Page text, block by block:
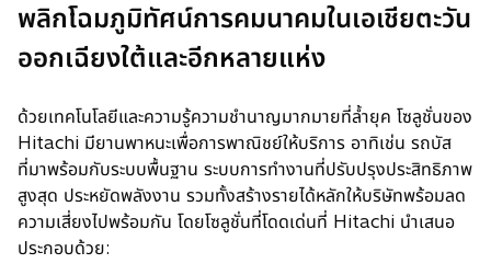
พลิกโฉมภูมิทัศน์การคมนาคมในเอเชียตะวัน
ออกเฉียงใต้และอีกหลายแห่ง
ด้วยเทคโนโลยีและความรู้ความชำนาญมากมายที่ล้ำยุค โซลูชั่นของ
Hitachi มียานพาหนะเพื่อการพาณิชย์ให้บริการ อาทิเช่น รถบัส
ที่มาพร้อมกับระบบพื้นฐาน ระบบการทำงานที่ปรับปรุงประสิทธิภาพ
สูงสุด ประหยัดพลังงาน รวมทั้งสร้างรายได้หลักให้บริษัทพร้อมลด
ความเสี่ยงไปพร้อมกัน โดยโซลูชั่นที่โดดเด่นที่ Hitachi นำเสนอ
ประกอบด้วย: